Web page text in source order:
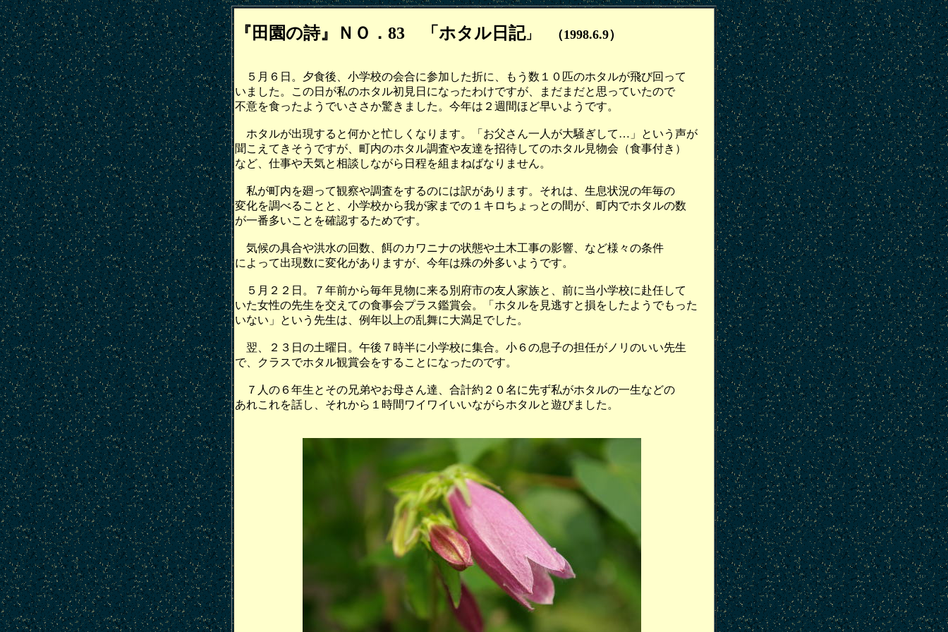
『田園の詩』ＮＯ．83 「ホタル日記」 （1998.6.9）
５月６日。夕食後、小学校の会合に参加した折に、もう数１０匹のホタルが飛び回って
いました。この日が私のホタル初見日になったわけですが、まだまだと思っていたので
不意を食ったようでいささか驚きました。今年は２週間ほど早いようです。
ホタルが出現すると何かと忙しくなります。「お父さん一人が大騒ぎして…」という声が
聞こえてきそうですが、町内のホタル調査や友達を招待してのホタル見物会（食事付き）
など、仕事や天気と相談しながら日程を組まねばなりません。
私が町内を廻って観察や調査をするのには訳があります。それは、生息状況の年毎の
変化を調べることと、小学校から我が家までの１キロちょっとの間が、町内でホタルの数
が一番多いことを確認するためです。
気候の具合や洪水の回数、餌のカワニナの状態や土木工事の影響、など様々の条件
によって出現数に変化がありますが、今年は殊の外多いようです。
５月２２日。７年前から毎年見物に来る別府市の友人家族と、前に当小学校に赴任して
いた女性の先生を交えての食事会プラス鑑賞会。「ホタルを見逃すと損をしたようでもった
いない」という先生は、例年以上の乱舞に大満足でした。
翌、２３日の土曜日。午後７時半に小学校に集合。小６の息子の担任がノリのいい先生
で、クラスでホタル観賞会をすることになったのです。
７人の６年生とその兄弟やお母さん達、合計約２０名に先ず私がホタルの一生などの
あれこれを話し、それから１時間ワイワイいいながらホタルと遊びました。